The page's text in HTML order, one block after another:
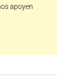
apoyen